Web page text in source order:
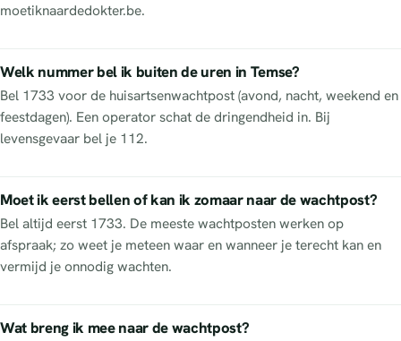
moetiknaardedokter.be.
Welk nummer bel ik buiten de uren in Temse?
Bel 1733 voor de huisartsenwachtpost (avond, nacht, weekend en
feestdagen). Een operator schat de dringendheid in. Bij
levensgevaar bel je 112.
Moet ik eerst bellen of kan ik zomaar naar de wachtpost?
Bel altijd eerst 1733. De meeste wachtposten werken op
afspraak; zo weet je meteen waar en wanneer je terecht kan en
vermijd je onnodig wachten.
Wat breng ik mee naar de wachtpost?